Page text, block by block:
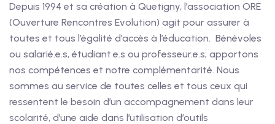
Depuis 1994 et sa création à Quetigny, l’association ORE
(Ouverture Rencontres Evolution) agit pour assurer à
toutes et tous l’égalité d’accès à l’éducation. Bénévoles
ou salarié.e.s, étudiant.e.s ou professeur.e.s; apportons
nos compétences et notre complémentarité. Nous
sommes au service de toutes celles et tous ceux qui
ressentent le besoin d’un accompagnement dans leur
scolarité, d’une aide dans l’utilisation d’outils